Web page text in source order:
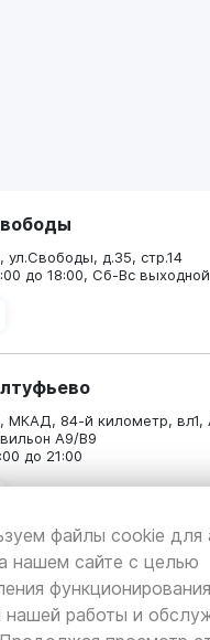
файлы cookie для
нашем сайте с целью
нашей работы и
ул.Свободы, д.35, стр.14
до 18:00, Сб-Вс выходной
МКАД, 84-й километр, вл1,
А9/В9
до 21:00
МКАД 55-й километр,
5